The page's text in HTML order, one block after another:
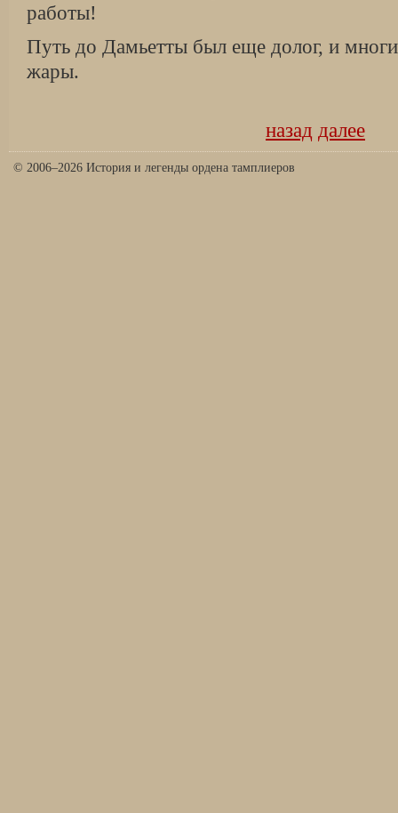
работы!
Путь до Дамьетты был еще долог, и
жары.
назад далее
© 2006–2026 История и легенды ордена тамплиеров